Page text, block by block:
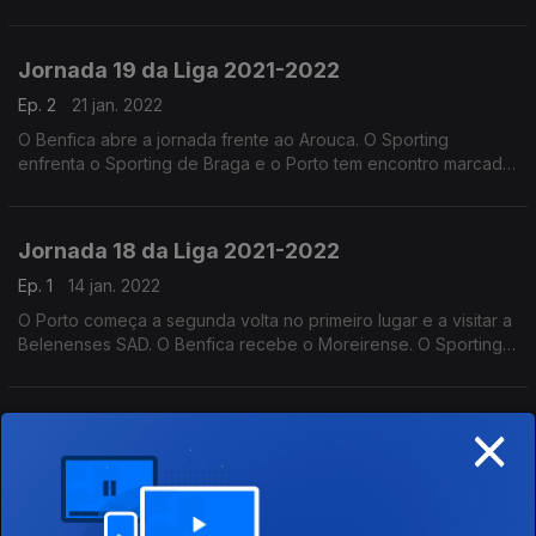
Jornada 19 da Liga 2021-2022
Ep. 2
21 jan. 2022
O Benfica abre a jornada frente ao Arouca. O Sporting
enfrenta o Sporting de Braga e o Porto tem encontro marcado
Jornada 18 da Liga 2021-2022
Ep. 1
14 jan. 2022
O Porto começa a segunda volta no primeiro lugar e a visitar a
Belenenses SAD. O Benfica recebe o Moreirense. O Sporting
Ep. 42
24 dez. 2021
Depois do "ensaio-a-contar-para-a-Taça-de-Portugal", Porto
e Benfica voltou a encontrar-se para o campeonato. Quem
×